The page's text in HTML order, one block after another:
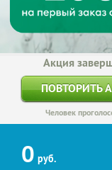
Акция
ПОВТОРИТЬ
Человек
0 руб.